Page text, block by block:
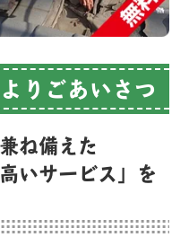
りごあいさつ
ね備えた
いサービス」を